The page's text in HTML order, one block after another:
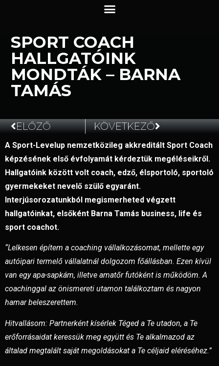
SPORT COACH
HALLGATÓINK
MONDTÁK – BARNA
TAMÁS
2022.03.10.
ELŐZŐ KÖVETKEZŐ
A Sport-Levelup nemzetközileg akkreditált Sport Coach
képzésének első évfolyamát kérdeztük megéléseikről.
Hallgatóink között volt coach, edző, élsportoló, sportoló
gyermekeket nevelő szülő egyaránt.
Interjúsorozatunkból megismerheted végzett
hallgatóinkat, elsőként Barna Tamás business, life és
sport coachot.
“Lelkesen építem a coaching vállalkozásomat, mellette egy
autóipari termelő vállalatnál dolgozom főállásban. Ezen kívül
van egy apa-sapkám, illetve amatőr futóként is működöm. A
coachinggal az önismereti utamon találkoztam és nagyon
hamar beleszerettem.
Hitvallásom: Partnerként kísérlek Téged a Te utadon, a Te
erőforrásaidat keressük meg együtt és Te alkalmazod az
általad megtalált saját megoldásokat a Te céljaid eléréséhez.”